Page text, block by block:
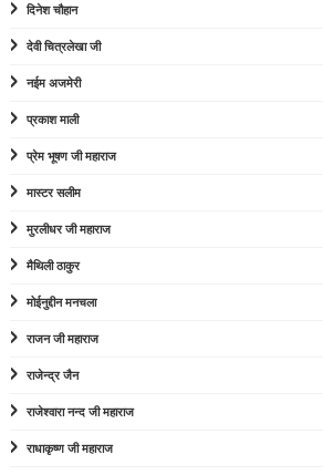
दिनेश चौहान
देवी चित्रलेखा जी
नईम अजमेरी
प्रकाश माली
प्रेम भूषण जी महाराज
मास्टर सलीम
मुरलीधर जी महाराज
मैथिली ठाकुर
मोईनुद्दीन मनचला
राजन जी महाराज
राजेन्द्र जैन
राजेश्वारा नन्द जी महाराज
राधाकृष्ण जी महाराज